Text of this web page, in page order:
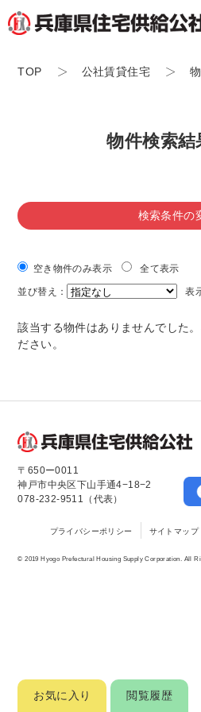
お気に入り 閲覧履歴
TOP 公社賃貸住宅
物件検索結
検索条件の
空き物件のみ表示 全て表示
並び替え： 表
該当する物件はありませんでした
ださい。
〒650ー0011
神戸市中央区下山手通4−18−2
078-232-9511（代表）
プライバシーポリシー サイトマップ
© 2019 Hyogo Prefectural Housing Supply Corporation. All